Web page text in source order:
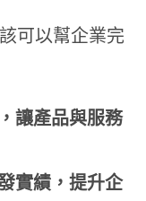
可以幫企業完
讓產品與服務
實績，提升企